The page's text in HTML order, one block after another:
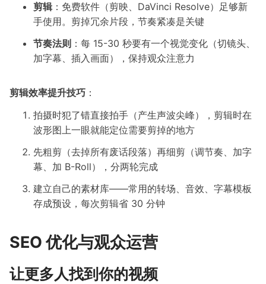
剪辑：免费软件（剪映、DaVinci Resolve）足够新
手使用。剪掉冗余片段，节奏紧凑是关键
节奏法则 ：每 15-30 秒要有一个视觉变化（切镜头、
加字幕、插入画面），保持观众注意力
剪辑效率提升技巧 ：
拍摄时犯了错直接拍手（产生声波尖峰），剪辑时在
波形图上一眼就能定位需要剪掉的地方
先粗剪（去掉所有废话段落）再细剪（调节奏、加字
幕、加 B-Roll），分两轮完成
建立自己的素材库——常用的转场、音效、字幕模板
存成预设，每次剪辑省 30 分钟
SEO 优化与观众运营
让更多人找到你的视频